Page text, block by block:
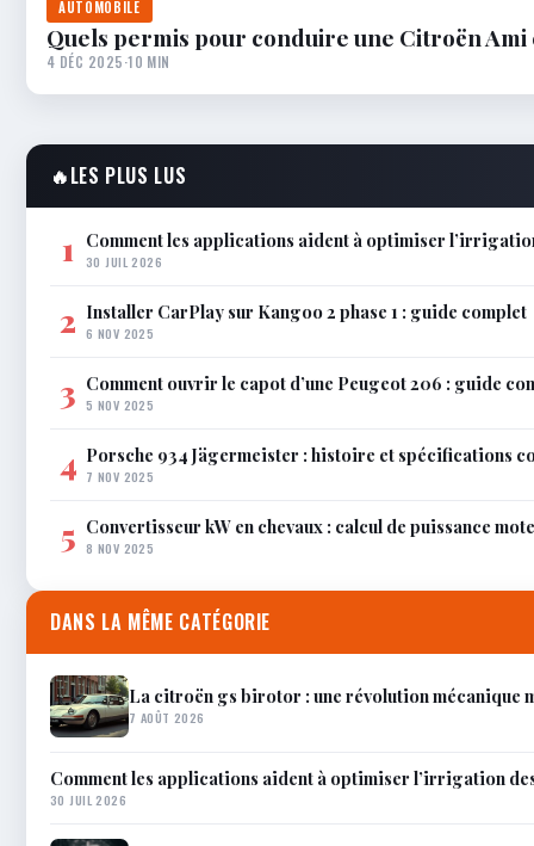
AUTOMOBILE
Quels permis pour conduire une Citroën Ami
4 DÉC 2025·10 MIN
🔥LES PLUS LUS
1 Comment les applications aident à optimiser
30 JUIL 2026
2 Installer CarPlay sur Kangoo 2 phase 1 : guide complet
6 NOV 2025
3 Comment ouvrir le capot d’une Peugeot 206 : guide
5 NOV 2025
4 Porsche 934 Jägermeister : histoire et spécifications
7 NOV 2025
5 Convertisseur kW en chevaux : calcul de puissance
8 NOV 2025
DANS LA MÊME CATÉGORIE
La citroën gs birotor : une révolution mécanique
7 AOÛT 2026
Comment les applications aident à optimiser l’irrigation
30 JUIL 2026